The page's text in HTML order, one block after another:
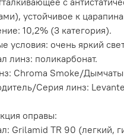
устойчивое к
10,2% (3 категория).
условия: очень яркий
линз: поликарбонат.
Chroma Smoke/
Серия линз:
оправы:
Grilamid TR 90 (легкий,